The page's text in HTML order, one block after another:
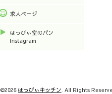
求人ページ
はっぴぃ堂のパン
Instagram
©2026 はっぴぃキッチン. All Rights